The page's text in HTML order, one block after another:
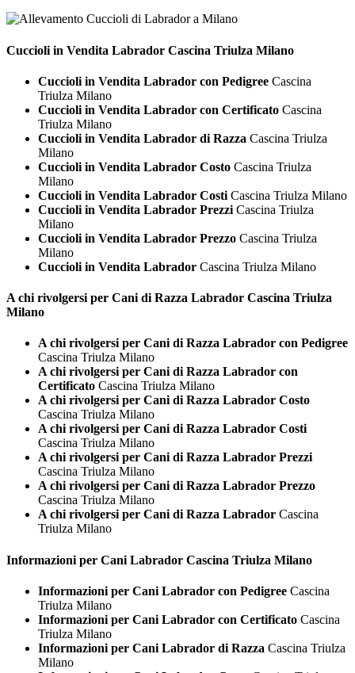
Cuccioli in Vendita Labrador Cascina Triulza Milano
Cuccioli in Vendita Labrador con Pedigree Cascina
Triulza Milano
Cuccioli in Vendita Labrador con Certificato Cascina
Triulza Milano
Cuccioli in Vendita Labrador di Razza Cascina Triulza
Milano
Cuccioli in Vendita Labrador Costo Cascina Triulza
Milano
Cuccioli in Vendita Labrador Costi Cascina Triulza Milano
Cuccioli in Vendita Labrador Prezzi Cascina Triulza
Milano
Cuccioli in Vendita Labrador Prezzo Cascina Triulza
Milano
Cuccioli in Vendita Labrador Cascina Triulza Milano
A chi rivolgersi per Cani di Razza Labrador Cascina Triulza
Milano
A chi rivolgersi per Cani di Razza Labrador con Pedigree
Cascina Triulza Milano
A chi rivolgersi per Cani di Razza Labrador con
Certificato Cascina Triulza Milano
A chi rivolgersi per Cani di Razza Labrador Costo
Cascina Triulza Milano
A chi rivolgersi per Cani di Razza Labrador Costi
Cascina Triulza Milano
A chi rivolgersi per Cani di Razza Labrador Prezzi
Cascina Triulza Milano
A chi rivolgersi per Cani di Razza Labrador Prezzo
Cascina Triulza Milano
A chi rivolgersi per Cani di Razza Labrador Cascina
Triulza Milano
Informazioni per Cani Labrador Cascina Triulza Milano
Informazioni per Cani Labrador con Pedigree Cascina
Triulza Milano
Informazioni per Cani Labrador con Certificato Cascina
Triulza Milano
Informazioni per Cani Labrador di Razza Cascina Triulza
Milano